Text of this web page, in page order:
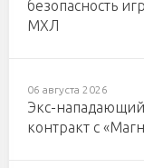
безопасность
МХЛ
06 августа 2026
Экс-
контракт с